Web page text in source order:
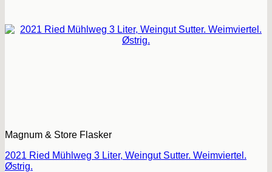
Magnum & Store Flasker
2021 Ried Mühlweg 3 Liter, Weingut Sutter. Weimviertel.
Østrig.